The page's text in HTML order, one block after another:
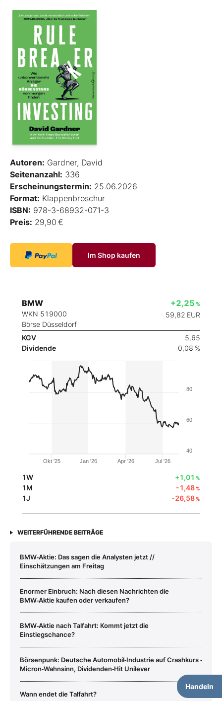
Autoren: Gardner, David
Seitenanzahl: 336
Erscheinungstermin: 25.06.2026
Format: Klappenbroschur
ISBN: 978-3-68932-071-3
Preis: 29,90 €
Im Shop kaufen
BMW
WKN 519000
Börse Düsseldorf
+2,25 %
59,82 EUR
KGV
5,65
Dividende
0,08 %
Handeln
Okt '25 Jan '26 Apr '26 Jul '26
40
60
80
1W +1,01 %
1M -1,48%
1J -26,58%
WEITERFÜHRENDE BEITRÄGE
BMW‑Aktie: Das sagen die Analysten jetzt //
Einschätzungen am Freitag
Enormer Einbruch: Nach diesen Nachrichten die
BMW‑Aktie kaufen oder verkaufen?
BMW‑Aktie nach Talfahrt: Kommt jetzt die
Einstiegschance?
Börsenpunk: Deutsche Automobil‑Industrie auf Crashkurs ‑
Micron‑Wahnsinn, Dividenden‑Hit Unilever
Wann endet die Talfahrt?